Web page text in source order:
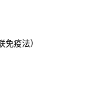
疫法）